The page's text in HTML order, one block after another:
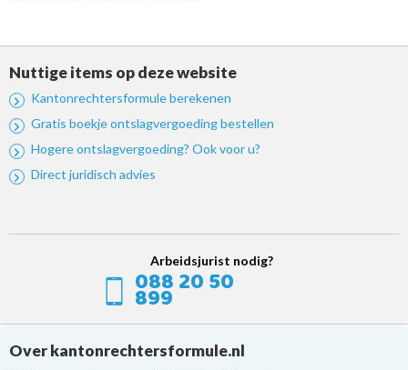
Nuttige items op deze website
Kantonrechtersformule berekenen
Gratis boekje ontslagvergoeding bestellen
Hogere ontslagvergoeding? Ook voor u?
Direct juridisch advies
Arbeidsjurist nodig?
088 20 50
899
Over kantonrechtersformule.nl